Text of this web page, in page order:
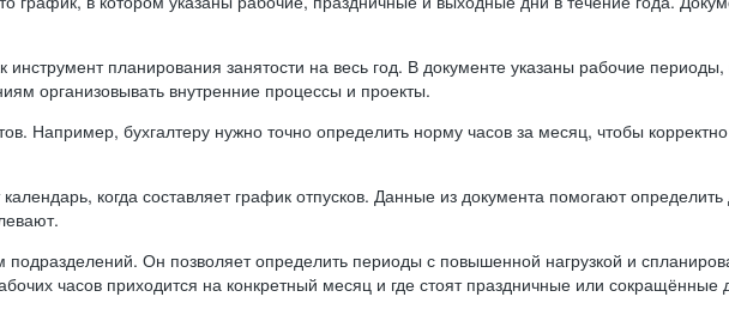
инструмент планирования занятости на весь год. В документе указаны рабочие
организовывать внутренние процессы и проекты.
Например, бухгалтеру нужно точно определить норму часов за месяц, чтобы
когда составляет график отпусков. Данные из документа помогают
подразделений. Он позволяет определить периоды с повышенной нагрузкой и
часов приходится на конкретный месяц и где стоят праздничные или